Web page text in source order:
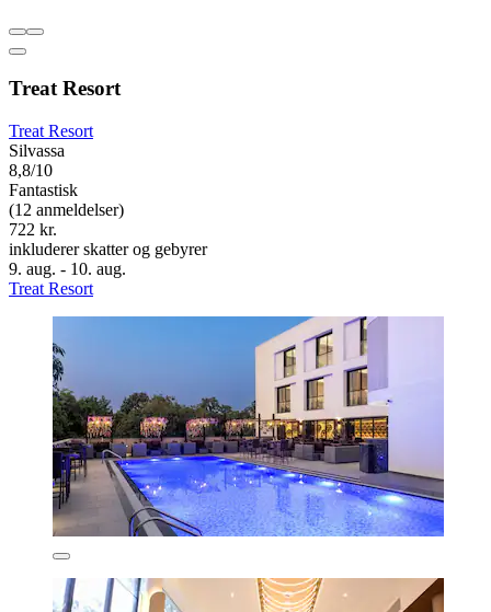
Treat Resort
Treat Resort
Silvassa
8,8/10
Fantastisk
(12 anmeldelser)
722 kr.
inkluderer skatter og gebyrer
9. aug. - 10. aug.
Treat Resort